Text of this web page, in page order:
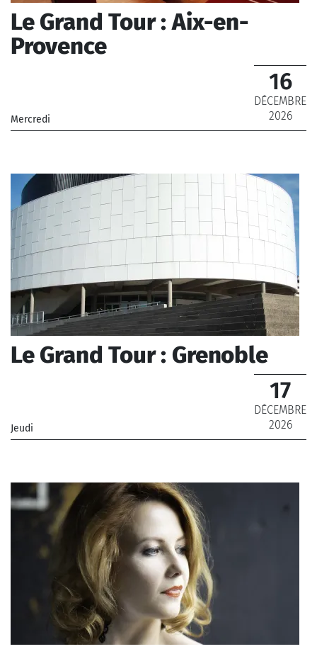
Le Grand Tour : Aix-en-
Provence
Mercredi
16
DÉCEMBRE
2026
Le Grand Tour : Grenoble
Jeudi
17
DÉCEMBRE
2026